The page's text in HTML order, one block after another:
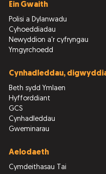
Ein Gwaith
Polisi a Dylanwadu
Cyhoeddiadau
Newyddion a'r cyfryngau
Ymgyrchoedd
Cynhadleddau,
Beth sydd Ymlaen
Hyfforddiant
GCS
Cynhadleddau
Gweminarau
Aelodaeth
Cymdeithasau Tai